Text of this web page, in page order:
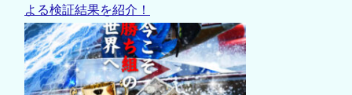
よる検証結果を紹介！